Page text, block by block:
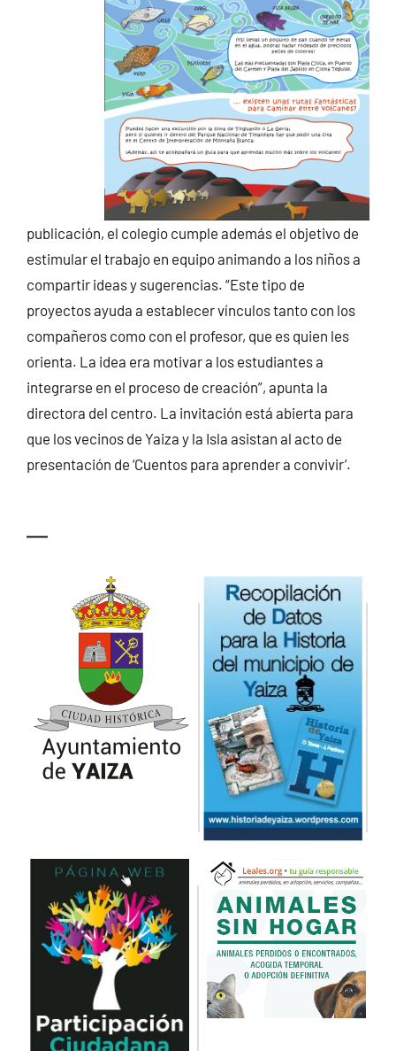
publicación, el colegio cumple además el objetivo de
estimular el trabajo en equipo animando a los niños a
compartir ideas y sugerencias. “Este tipo de
proyectos ayuda a establecer vínculos tanto con los
compañeros como con el profesor, que es quien les
orienta. La idea era motivar a los estudiantes a
integrarse en el proceso de creación”, apunta la
directora del centro. La invitación está abierta para
que los vecinos de Yaiza y la Isla asistan al acto de
presentación de ‘Cuentos para aprender a convivir’.
—